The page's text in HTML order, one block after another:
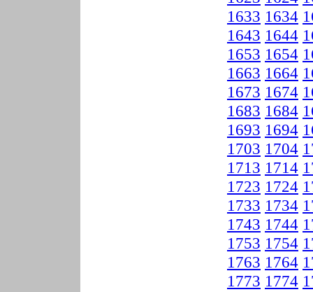
1633 1634
1643 1644
1653 1654
1663 1664
1673 1674
1683 1684
1693 1694
1703 1704
1713 1714
1723 1724
1733 1734
1743 1744
1753 1754
1763 1764
1773 1774